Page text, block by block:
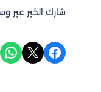
شارك الخبر عبر
Share on Facebook
Share on X
Share on WhatsApp